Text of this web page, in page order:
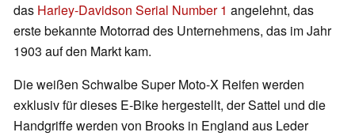
das Harley-Davidson Serial Number 1 angelehnt, das
erste bekannte Motorrad des Unternehmens, das im Jahr
1903 auf den Markt kam.
Die weißen Schwalbe Super Moto-X Reifen werden
exklusiv für dieses E-Bike hergestellt, der Sattel und die
Handgriffe werden von Brooks in England aus Leder